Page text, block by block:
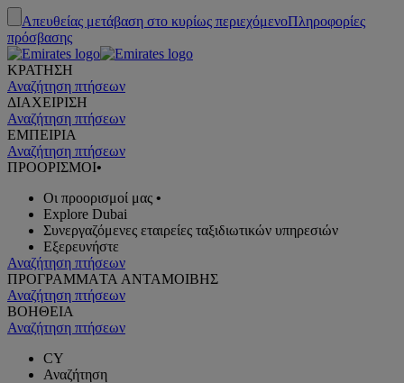
Απευθείας μετάβαση στο κυρίως περιεχόμενοΠληροφορίες
πρόσβασης
ΚΡΑΤΗΣΗ
Αναζήτηση πτήσεων
ΔΙΑΧΕΙΡΙΣΗ
Αναζήτηση πτήσεων
ΕΜΠΕΙΡΙΑ
Αναζήτηση πτήσεων
ΠΡΟΟΡΙΣΜΟΙ•
Οι προορισμοί μας •
Explore Dubai
Συνεργαζόμενες εταιρείες ταξιδιωτικών υπηρεσιών
Εξερευνήστε
Αναζήτηση πτήσεων
ΠΡΟΓΡΑΜΜΑTA ΑΝΤΑΜΟΙΒΗΣ
Αναζήτηση πτήσεων
ΒΟΗΘΕΙΑ
Αναζήτηση πτήσεων
CY
Αναζήτηση